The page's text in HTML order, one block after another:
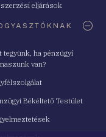
eljárások
tegyünk, ha pénzügyi
van?
Békéltető Testület